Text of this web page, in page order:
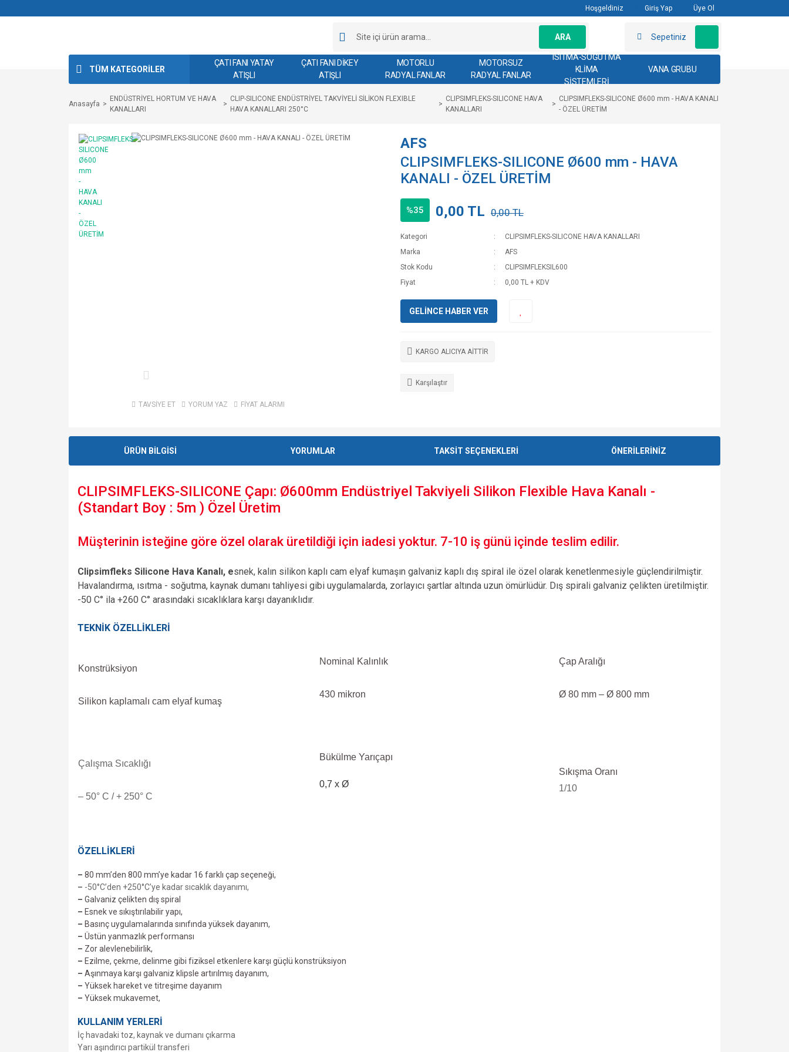
Hoşgeldiniz Giriş Yap Üye Ol
ARA Sepetiniz
TÜM KATEGORİLER
ÇATI FANI YATAY
ATIŞLI
ÇATI FANI DİKEY
ATIŞLI
MOTORLU
RADYAL FANLAR
MOTORSUZ
RADYAL FANLAR
ISITMA-SOĞUTMA
KLİMA
SİSTEMLERİ
VANA GRUBU
Anasayfa
ENDÜSTRİYEL HORTUM VE HAVA
KANALLARI
CLIP-SILICONE ENDÜSTRİYEL TAKVİYELİ SİLİKON FLEXIBLE
HAVA KANALLARI 250°C
CLIPSIMFLEKS-SILICONE HAVA
KANALLARI
CLIPSIMFLEKS-SILICONE Ø600 mm - HAVA KANALI
- ÖZEL ÜRETİM
TAVSİYE ET YORUM YAZ FİYAT ALARMI
AFS
CLIPSIMFLEKS-SILICONE Ø600 mm - HAVA
KANALI - ÖZEL ÜRETİM
%35 0,00 TL 0,00 TL
Kategori
CLIPSIMFLEKS-SILICONE HAVA KANALLARI
Marka
AFS
Stok Kodu
CLIPSIMFLEKSIL600
Fiyat
0,00 TL + KDV
GELİNCE HABER VER
KARGO ALICIYA AİTTİR
Karşılaştır
ÜRÜN BİLGİSİ YORUMLAR TAKSİT SEÇENEKLERİ ÖNERİLERİNİZ
CLIPSIMFLEKS-SILICONE Çapı: Ø600mm Endüstriyel Takviyeli Silikon Flexible Hava Kanalı -
(Standart Boy : 5m ) Özel Üretim
Müşterinin isteğine göre özel olarak üretildiği için iadesi yoktur. 7-10 iş günü içinde teslim edilir.
Clipsimfleks Silicone Hava Kanalı, esnek, kalın silikon kaplı cam elyaf kumaşın galvaniz kaplı dış spiral ile özel olarak kenetlenmesiyle güçlendirilmiştir.
Havalandırma, ısıtma - soğutma, kaynak dumanı tahliyesi gibi uygulamalarda, zorlayıcı şartlar altında uzun ömürlüdür. Dış spirali galvaniz çelikten üretilmiştir.
-50 C° ila +260 C° arasındaki sıcaklıklara karşı dayanıklıdır.
TEKNİK ÖZELLİKLERİ
Konstrüksiyon
Silikon kaplamalı cam elyaf kumaş
Nominal Kalınlık
430 mikron
Çap Aralığı
Ø 80 mm – Ø 800 mm
Çalışma Sıcaklığı
– 50° C / + 250° C
Bükülme Yarıçapı
0,7 x Ø
Sıkışma Oranı
1/10
ÖZELLİKLERİ
– 80 mm’den 800 mm’ye kadar 16 farklı çap seçeneği,
– -50°C’den +250°C’ye kadar sıcaklık dayanımı,
– Galvaniz çelikten dış spiral
– Esnek ve sıkıştırılabilir yapı,
– Basınç uygulamalarında sınıfında yüksek dayanım,
– Üstün yanmazlık performansı
– Zor alevlenebilirlik,
– Ezilme, çekme, delinme gibi fiziksel etkenlere karşı güçlü konstrüksiyon
– Aşınmaya karşı galvaniz klipsle artırılmış dayanım,
– Yüksek hareket ve titreşime dayanım
– Yüksek mukavemet,
KULLANIM YERLERİ
İç havadaki toz, kaynak ve dumanı çıkarma
Yarı aşındırıcı partikül transferi